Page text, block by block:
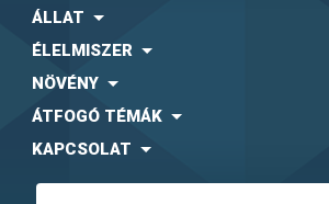
ÁLLAT
ÉLELMISZER
NÖVÉNY
ÁTFOGÓ TÉMÁK
KAPCSOLAT